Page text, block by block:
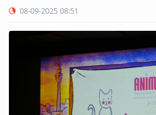
08-09-2025 08:51